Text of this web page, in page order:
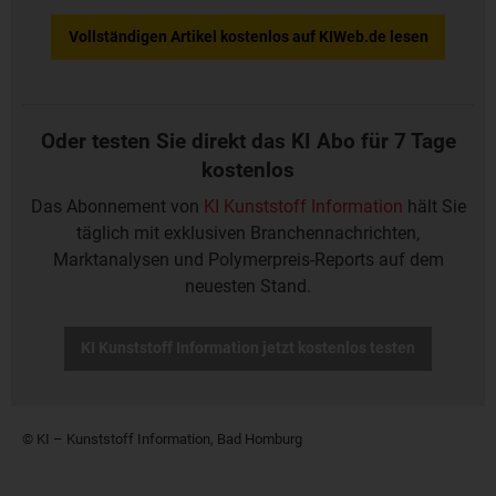
Vollständigen Artikel kostenlos auf KIWeb.de lesen
Oder testen Sie direkt das KI Abo für 7 Tage
kostenlos
Das Abonnement von KI Kunststoff Information hält Sie
täglich mit exklusiven Branchennachrichten,
Marktanalysen und Polymerpreis-Reports auf dem
neuesten Stand.
© KI – Kunststoff Information, Bad Homburg